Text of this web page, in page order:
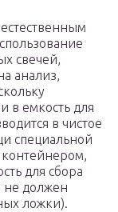
свечей,
анализ,
в емкость для
в чистое
специальной
контейнером,
для сбора
не должен
ложки).